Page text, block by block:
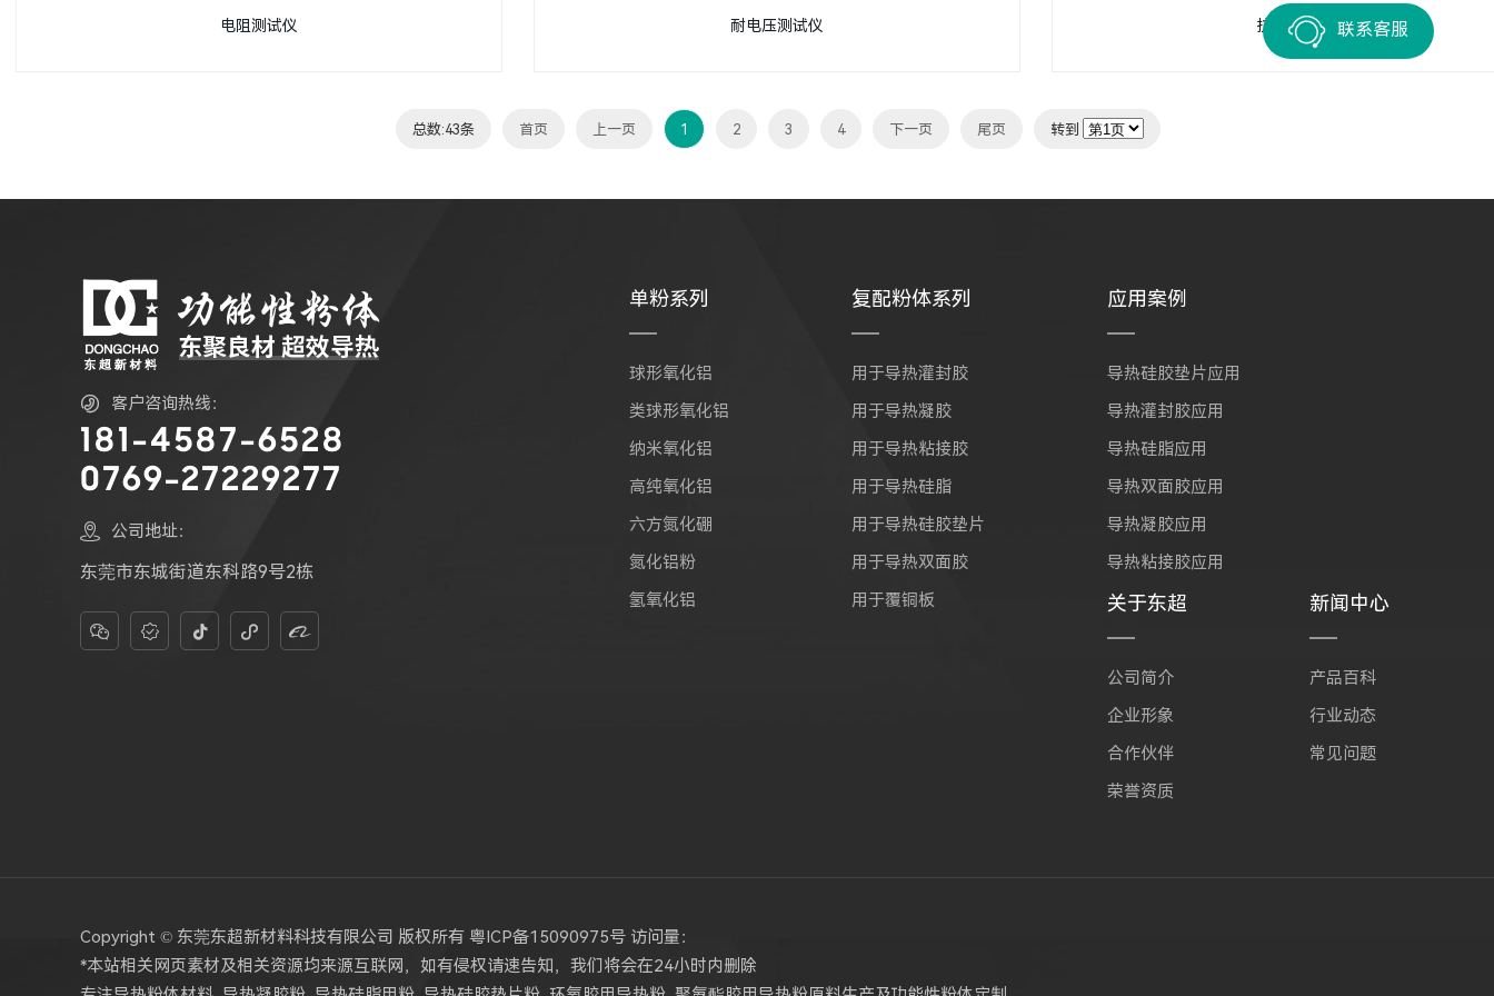
电阻测试仪 耐电压测试仪 抗阻测试仪
总数:43条 首页 上一页 1 2 3 4 下一页 尾页 转到
 客户咨询热线：
181-4587-6528
0769-27229277
 公司地址：
东莞市东城街道东科路9号2栋
    
单粉系列
球形氧化铝
类球形氧化铝
纳米氧化铝
高纯氧化铝
六方氮化硼
氮化铝粉
氢氧化铝
复配粉体系列
用于导热灌封胶
用于导热凝胶
用于导热粘接胶
用于导热硅脂
用于导热硅胶垫片
用于导热双面胶
用于覆铜板
应用案例
导热硅胶垫片应用
导热灌封胶应用
导热硅脂应用
导热双面胶应用
导热凝胶应用
导热粘接胶应用
关于东超
公司简介
企业形象
合作伙伴
荣誉资质
新闻中心
产品百科
行业动态
常见问题
Copyright © 东莞东超新材料科技有限公司 版权所有 粤ICP备15090975号 访问量：
*本站相关网页素材及相关资源均来源互联网，如有侵权请速告知，我们将会在24小时内删除
联系客服